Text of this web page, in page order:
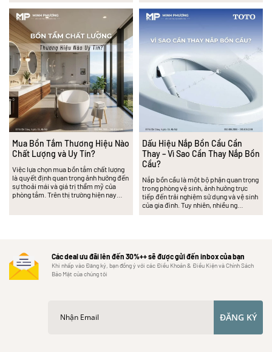
Mua Bồn Tắm Thương Hiệu Nào
Chất Lượng và Uy Tín?
Việc lựa chọn mua bồn tắm chất lượng
là quyết định quan trọng ảnh hưởng đến
sự thoải mái và giá trị thẩm mỹ của
phòng tắm. Trên thị trường hiện nay…
Dấu Hiệu Nắp Bồn Cầu Cần
Thay – Vì Sao Cần Thay Nắp Bồn
Cầu?
Nắp bồn cầu là một bộ phận quan trọng
trong phòng vệ sinh, ảnh hưởng trực
tiếp đến trải nghiệm sử dụng và vệ sinh
của gia đình. Tuy nhiên, nhiều ng…
Các deal ưu đãi lên đến 30%++ sẽ được gửi đến inbox của bạn
Khi nhấp vào Đăng ký, bạn đồng ý với các Điều Khoản & Điều Kiện và Chính Sách
Bảo Mật của chúng tôi
ĐĂNG KÝ